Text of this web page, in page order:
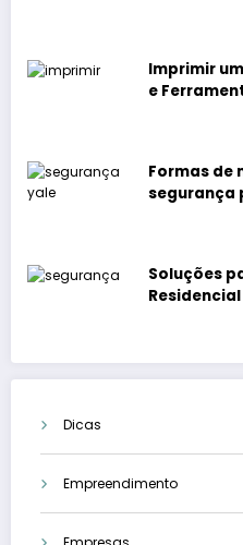
Imprimir
e
Formas de
segurança
Soluções
Dicas
Empreendimento